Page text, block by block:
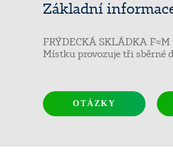
Základní
FRÝDECKÁ SKLÁDKA
Místku provozuje tři sběrné
OTÁZKY